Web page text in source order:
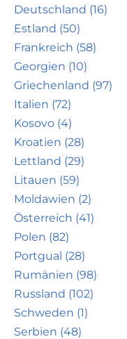
Deutschland (16)
Estland (50)
Frankreich (58)
Georgien (10)
Griechenland (97)
Italien (72)
Kosovo (4)
Kroatien (28)
Lettland (29)
Litauen (59)
Moldawien (2)
Österreich (41)
Polen (82)
Portgual (28)
Rumänien (98)
Russland (102)
Schweden (1)
Serbien (48)